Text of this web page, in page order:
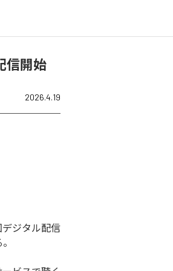
信開始
2026.4.19
デジタル配信